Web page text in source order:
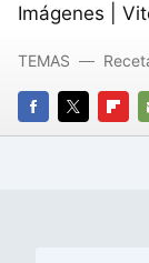
Imágenes |
FACEBOOK
TWITTER
TEMAS